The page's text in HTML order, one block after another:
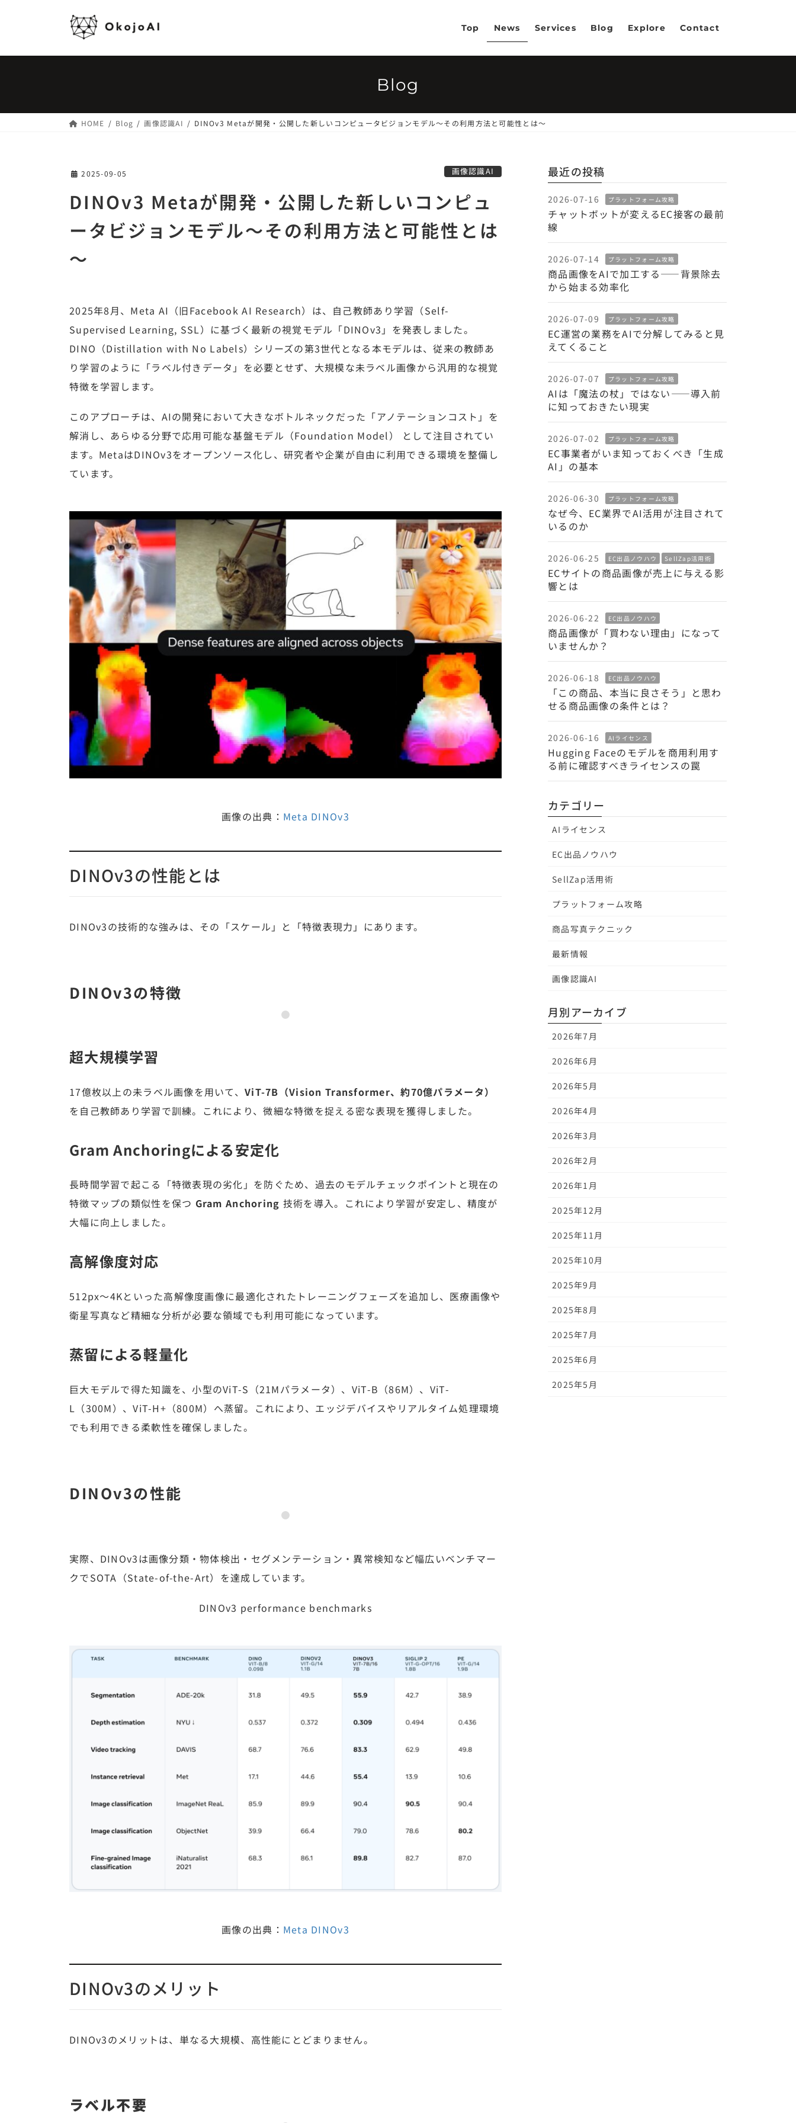
Top News Services Blog Explore Contact
Blog
HOME Blog 画像認識AI DINOv3 Metaが開発・公開した新しいコンピュータビジョンモデル～その利用方法と可能性とは～
2025-09-05 画像認識AI
DINOv3 Metaが開発・公開した新しいコンピュ
ータビジョンモデル～その利用方法と可能性とは
～
2025年8月、Meta AI（旧Facebook AI Research）は、自己教師あり学習（Self-
Supervised Learning, SSL）に基づく最新の視覚モデル「DINOv3」を発表しました。
DINO（Distillation with No Labels）シリーズの第3世代となる本モデルは、従来の教師あ
り学習のように「ラベル付きデータ」を必要とせず、大規模な未ラベル画像から汎用的な視覚
特徴を学習します。
このアプローチは、AIの開発において大きなボトルネックだった「アノテーションコスト」を
解消し、あらゆる分野で応用可能な基盤モデル（Foundation Model） として注目されてい
ます。MetaはDINOv3をオープンソース化し、研究者や企業が自由に利用できる環境を整備し
ています。
画像の出典： Meta DINOv3
DINOv3の性能とは
DINOv3の技術的な強みは、その「スケール」と「特徴表現力」にあります。
DINOv3の特徴
超大規模学習
17億枚以上の未ラベル画像を用いて、ViT-7B（Vision Transformer、約70億パラメータ）
を自己教師あり学習で訓練。これにより、微細な特徴を捉える密な表現を獲得しました。
Gram Anchoringによる安定化
長時間学習で起こる「特徴表現の劣化」を防ぐため、過去のモデルチェックポイントと現在の
特徴マップの類似性を保つ Gram Anchoring 技術を導入。これにより学習が安定し、精度が
大幅に向上しました。
高解像度対応
512px〜4Kといった高解像度画像に最適化されたトレーニングフェーズを追加し、医療画像や
衛星写真など精細な分析が必要な領域でも利用可能になっています。
蒸留による軽量化
巨大モデルで得た知識を、小型のViT-S（21Mパラメータ）、ViT-B（86M）、ViT-
L（300M）、ViT-H+（800M）へ蒸留。これにより、エッジデバイスやリアルタイム処理環境
でも利用できる柔軟性を確保しました。
DINOv3の性能
実際、DINOv3は画像分類・物体検出・セグメンテーション・異常検知など幅広いベンチマー
クでSOTA（State-of-the-Art）を達成しています。
DINOv3 performance benchmarks
画像の出典： Meta DINOv3
DINOv3のメリット
DINOv3のメリットは、単なる大規模、高性能にとどまりません。
ラベル不要
最近の投稿
2026-07-16 プラットフォーム攻略
チャットボットが変えるEC接客の最前
線
2026-07-14 プラットフォーム攻略
商品画像をAIで加工する——背景除去
から始まる効率化
2026-07-09 プラットフォーム攻略
EC運営の業務をAIで分解してみると見
えてくること
2026-07-07 プラットフォーム攻略
AIは「魔法の杖」ではない——導入前
に知っておきたい現実
2026-07-02 プラットフォーム攻略
EC事業者がいま知っておくべき「生成
AI」の基本
2026-06-30 プラットフォーム攻略
なぜ今、EC業界でAI活用が注目されて
いるのか
2026-06-25 EC出品ノウハウ SellZap活用術
ECサイトの商品画像が売上に与える影
響とは
2026-06-22 EC出品ノウハウ
商品画像が「買わない理由」になって
いませんか？
2026-06-18 EC出品ノウハウ
「この商品、本当に良さそう」と思わ
せる商品画像の条件とは？
2026-06-16 AIライセンス
Hugging Faceのモデルを商用利用す
る前に確認すべきライセンスの罠
カテゴリー
AIライセンス
EC出品ノウハウ
SellZap活用術
プラットフォーム攻略
商品写真テクニック
最新情報
画像認識AI
月別アーカイブ
2026年7月
2026年6月
2026年5月
2026年4月
2026年3月
2026年2月
2026年1月
2025年12月
2025年11月
2025年10月
2025年9月
2025年8月
2025年7月
2025年6月
2025年5月